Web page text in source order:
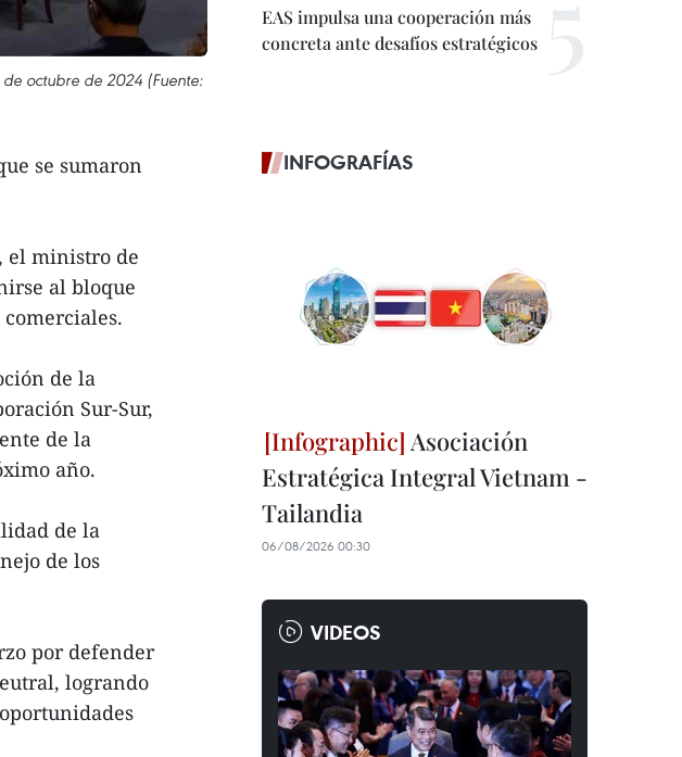
octubre de 2024 (Fuente:
se sumaron
el ministro de
al bloque
de la
Sur-Sur,
de la
año.
de la
de los
por defender
logrando
EAS impulsa una cooperación más
concreta ante desafíos estratégicos
INFOGRAFÍAS
Asociación
Estratégica Integral Vietnam -
Tailandia
06/08/2026 00:30
VIDEOS